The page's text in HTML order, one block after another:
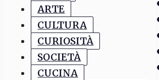
ARTE
CULTURA
CURIOSITÀ
SOCIETÀ
CUCINA